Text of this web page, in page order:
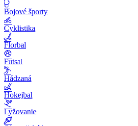
Bojové športy
Cyklistika
Florbal
Futsal
Hádzaná
Hokejbal
Lyžovanie